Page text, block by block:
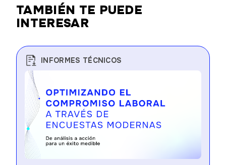
TAMBIÉN TE PUEDE
INTERESAR
INFORMES TÉCNICOS